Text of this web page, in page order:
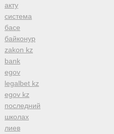
акту
система
басе
байконур
zakon kz
bank
egov
legalbet kz
egov kz
последний
школах
лиев